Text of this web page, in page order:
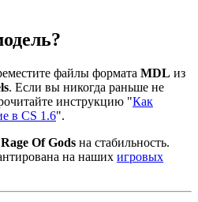
файлы формата MDL из
. Если вы никогда раньше не
инструкцию "Как
в CS 1.6".
Of Gods на стабильность.
на наших игровых